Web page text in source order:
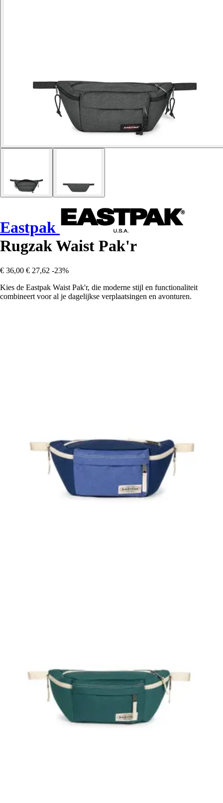
Eastpak
Rugzak Waist Pak'r
€ 36,00 € 27,62 -23%
Kies de Eastpak Waist Pak'r, die moderne stijl en functionaliteit
combineert voor al je dagelijkse verplaatsingen en avonturen.